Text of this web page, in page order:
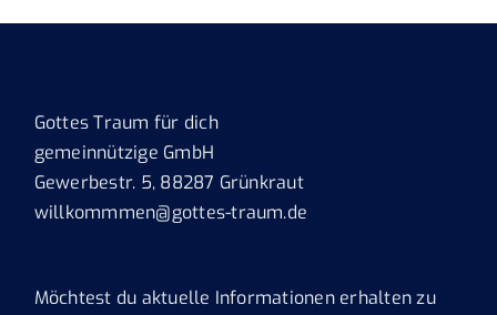
Gottes Traum für dich
gemeinnützige GmbH
Gewerbestr. 5, 88287 Grünkraut
willkommmen@gottes-traum.de
Möchtest du aktuelle Informationen erhalten zu